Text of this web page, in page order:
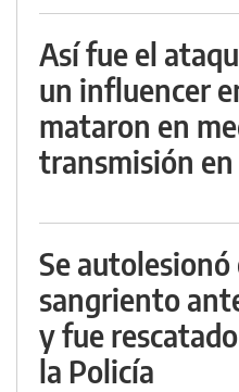
Así fue el
un influencer
mataron en
transmisión
Se
sangriento
y fue
la Policía